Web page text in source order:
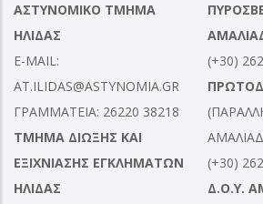
ΑΣΤΥΝΟΜΙΚΟ ΤΜΗΜΑ
ΗΛΙΔΑΣ
E-MAIL:
AT.ILIDAS@ASTYNOMIA.GR
ΓΡΑΜΜΑΤΕΙΑ: 26220 38218
ΤΜΗΜΑ ΔΙΩΞΗΣ ΚΑΙ
ΕΞΙΧΝΙΑΣΗΣ ΕΓΚΛΗΜΑΤΩΝ
ΗΛΙΔΑΣ
(+30)
(+30)
Δ.Ο.Υ.